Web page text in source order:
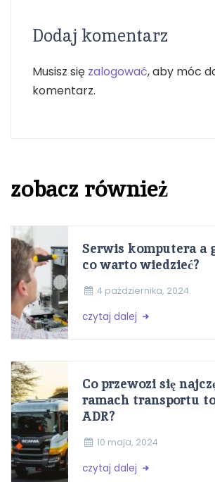
Dodaj komentarz
Musisz się zalogować, aby móc
komentarz.
zobacz również
Serwis komputera a
co warto wiedzieć?
4 października, 2024
czytaj dalej
Co przewozi się
ramach transportu
ADR?
10 maja, 2024
czytaj dalej